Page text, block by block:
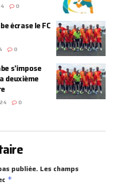
0
écrase le FC
0
s’impose
deuxième
0
publiée. Les champs
*